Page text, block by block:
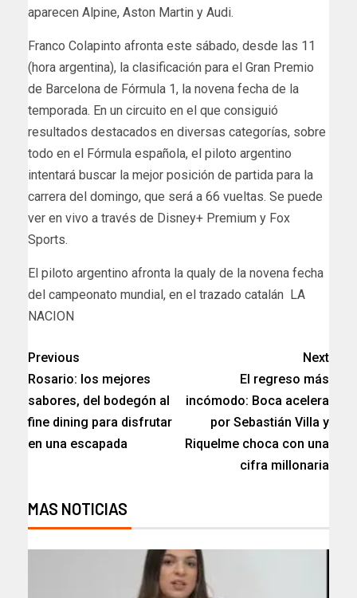
aparecen Alpine, Aston Martin y Audi.
Franco Colapinto afronta este sábado, desde las 11
(hora argentina), la clasificación para el Gran Premio
de Barcelona de Fórmula 1, la novena fecha de la
temporada. En un circuito en el que consiguió
resultados destacados en diversas categorías, sobre
todo en el Fórmula española, el piloto argentino
intentará buscar la mejor posición de partida para la
carrera del domingo, que será a 66 vueltas. Se puede
ver en vivo a través de Disney+ Premium y Fox
Sports.
​El piloto argentino afronta la qualy de la novena fecha
del campeonato mundial, en el trazado catalán LA
NACION
Previous
Rosario: los mejores
sabores, del bodegón al
fine dining para disfrutar
en una escapada
Next
El regreso más
incómodo: Boca acelera
por Sebastián Villa y
Riquelme choca con una
cifra millonaria
MAS NOTICIAS